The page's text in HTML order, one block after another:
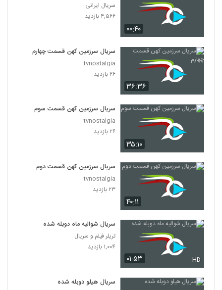
۰۰:۴۰
سریال ایرانی
۴,۵۶۶ بازدید
۳۶:۳۶
سریال سرزمین کهن قسمت چهارم
tvnostalgia
۲۶ بازدید
۳۵:۱۰
سریال سرزمین کهن قسمت سوم
tvnostalgia
۲۶ بازدید
۴۰:۱۱
سریال سرزمین کهن قسمت دوم
tvnostalgia
۲۳ بازدید
۰۱:۵۳ HD
سریال شوالیه ماه دوبله شده
تریلر فیلم و سریال
۱,۰۰۴ بازدید
سریال هیلو دوبله شده